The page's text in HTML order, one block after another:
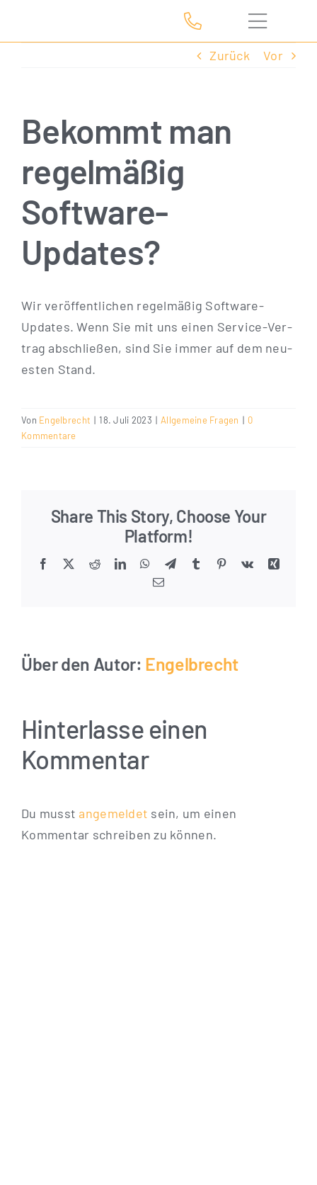
Zurück Vor
Bekommt man
regelmäßig
Software-
Updates?
Wir ver­öf­fent­li­chen regel­mä­ßig Soft­ware-
Updates. Wenn Sie mit uns einen Ser­vice-Ver­
trag abschlie­ßen, sind Sie immer auf dem neu­
es­ten Stand.
Von Engelbrecht | 18. Juli 2023 | Allgemeine Fragen | 0
Kommentare
Share This Story, Choose Your
Platform!
Facebook RedditLinkedInWhatsApp
TelegramTumblr Pinterest
Vk
Xing
E-
Über den Autor: Engelbrecht
Hinterlasse einen
Kommentar
Du musst angemeldet sein, um einen
Kommentar schreiben zu können.